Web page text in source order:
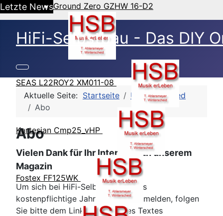
Letzte NewsGround Zero GZHW 16-D2
SEAS L22ROY2 XM011-08
Kartesian Cmp25_vHP
Fostex FF125WK
HiFi-Selbstbau - Das DIY
Aktuelle Seite: Startseite
Uncategorised
Abo
Abo
Vielen Dank für Ihr Interesse an unserem
Magazin
Um sich bei HiFi-Selbstbau für das
kostenpflichtige Jahres-Abo anzumelden, folgen
Sie bitte dem Link am Ende des Textes